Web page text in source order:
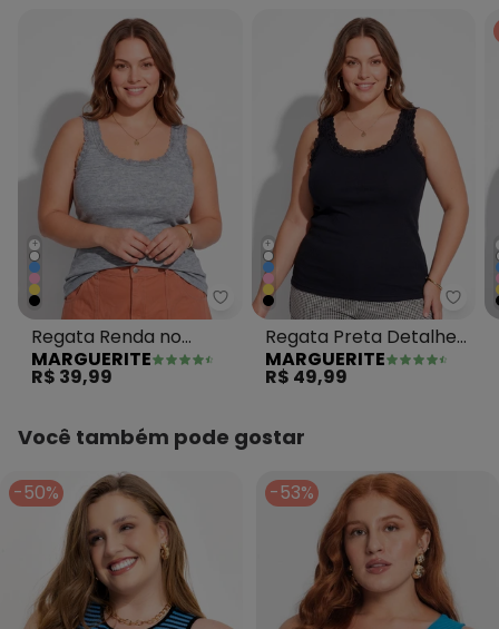
+
Marguerite - Regata Renda no
Regata Renda no
Decote Mescla Plus
Size
MARGUERITE
R$ 39,99
+
Regata Preta Detalhe
Renda Plus Size
MARGUERITE
R$ 49,99
Você também pode gostar
-50% -53%